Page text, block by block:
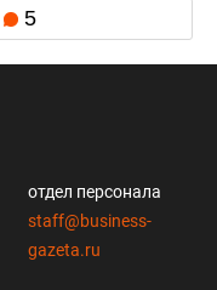
5
отдел персонала
staff@business-
gazeta.ru